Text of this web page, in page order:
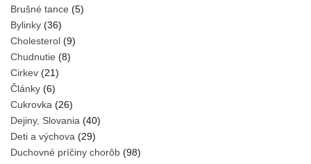
Brušné tance (5)
Bylinky (36)
Cholesterol (9)
Chudnutie (8)
Cirkev (21)
Články (6)
Cukrovka (26)
Dejiny, Slovania (40)
Deti a výchova (29)
Duchovné príčiny chorôb (98)